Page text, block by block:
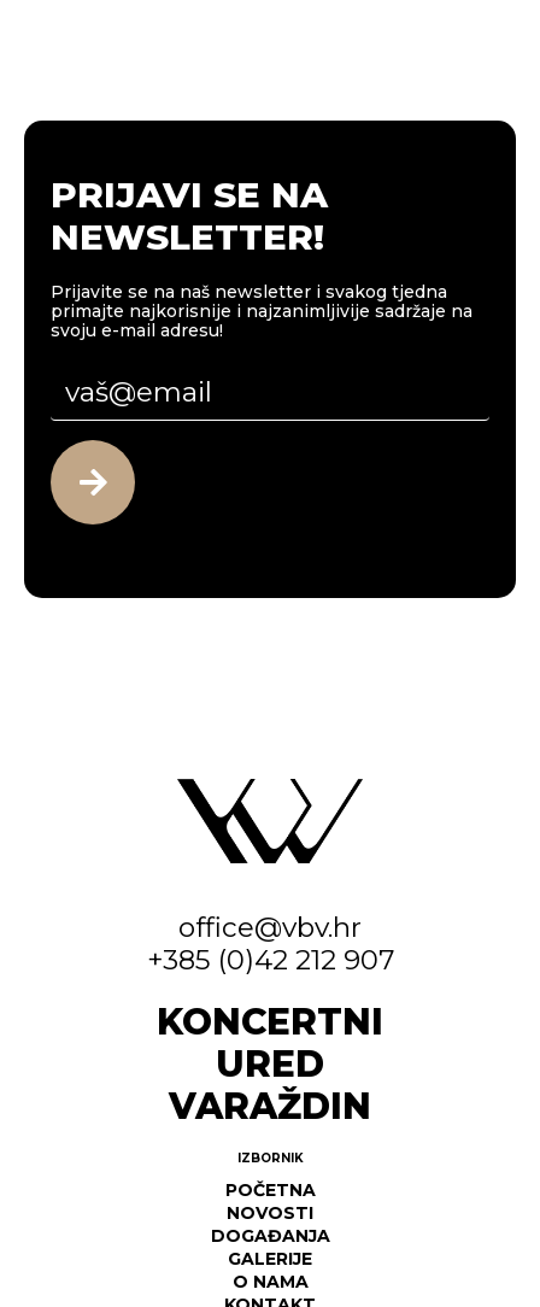
PRIJAVI SE NA
NEWSLETTER!
Prijavite se na naš newsletter i svakog tjedna
primajte najkorisnije i najzanimljivije sadržaje na
svoju e-mail adresu!
office@vbv.hr
+385 (0)42 212 907
KONCERTNI
URED
VARAŽDIN
IZBORNIK
POČETNA
NOVOSTI
DOGAĐANJA
GALERIJE
O NAMA